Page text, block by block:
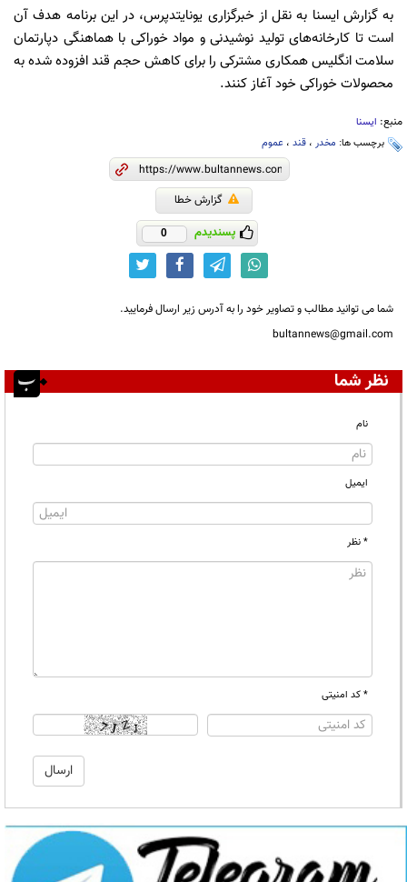
به گزارش ایسنا به نقل از خبرگزاری یونایتدپرس، در این برنامه هدف آن
است تا کارخانه‌های تولید نوشیدنی و مواد خوراکی با هماهنگی دپارتمان
سلامت انگلیس همکاری مشترکی را برای کاهش حجم قند افزوده شده به
محصولات خوراکی خود آغاز کنند.
منبع: ایسنا
برچسب ها: مخدر ، قند ، عموم
گزارش خطا
پسندیدم 0
شما می توانید مطالب و تصاویر خود را به آدرس زیر ارسال فرمایید.
bultannews@gmail.com
نظر شما
نام
ایمیل
* نظر
* کد امنیتی